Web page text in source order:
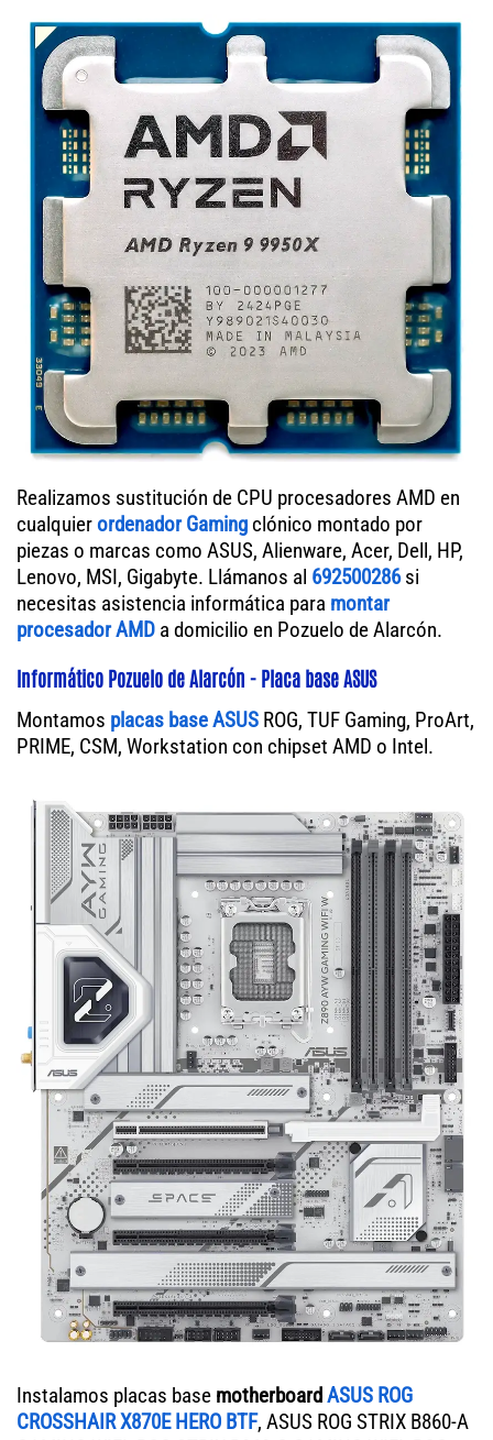
Realizamos sustitución de CPU procesadores AMD en
cualquierordenador Gaming clónico montado por
piezas o marcas como ASUS, Alienware, Acer, Dell, HP,
Lenovo, MSI, Gigabyte. Llámanos al 692500286si
necesitas asistencia informática para montar
procesador AMD a domicilio en Pozuelo de Alarcón.
Informático Pozuelo de Alarcón - Placa base ASUS
Montamos placas base ASUS ROG, TUF Gaming, ProArt,
PRIME, CSM, Workstation con chipset AMD o Intel.
Instalamos placas base motherboardASUS ROG
CROSSHAIR X870E HERO BTF, ASUS ROG STRIX B860-A